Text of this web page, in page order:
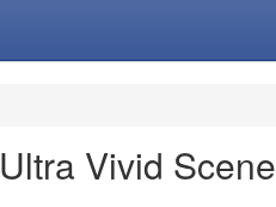
Ultra Vivid Scene